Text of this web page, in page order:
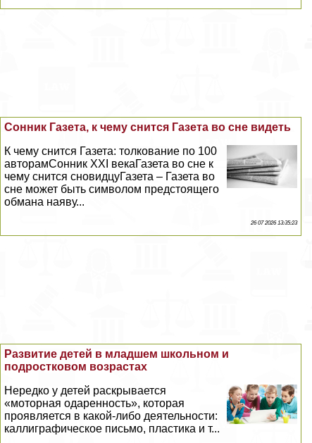
Сонник Газета, к чему снится Газета во сне видеть
К чему снится Газета: толкование по 100
авторамСонник XXI векаГазета во сне к
чему снится сновидцуГазета – Газета во
сне может быть символом предстоящего
обмана наяву...
26 07 2026 13:35:23
Развитие детей в младшем школьном и
подростковом возрастах
Нередко у детей раскрывается
«моторная одаренность», которая
проявляется в какой-либо деятельности:
каллиграфическое письмо, пластика и т...